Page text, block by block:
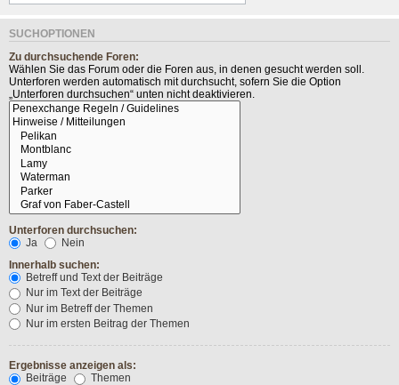
SUCHOPTIONEN
Zu durchsuchende Foren:
Wählen Sie das Forum oder die Foren aus, in denen gesucht werden soll.
Unterforen werden automatisch mit durchsucht, sofern Sie die Option
„Unterforen durchsuchen“ unten nicht deaktivieren.
Unterforen durchsuchen:
Ja
Nein
Innerhalb suchen:
Betreff und Text der Beiträge
Nur im Text der Beiträge
Nur im Betreff der Themen
Nur im ersten Beitrag der Themen
Ergebnisse anzeigen als:
Beiträge
Themen